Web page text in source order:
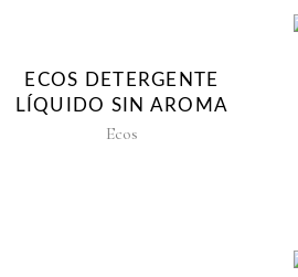
ECOS DETERGENTE
LÍQUIDO SIN AROMA
Ecos